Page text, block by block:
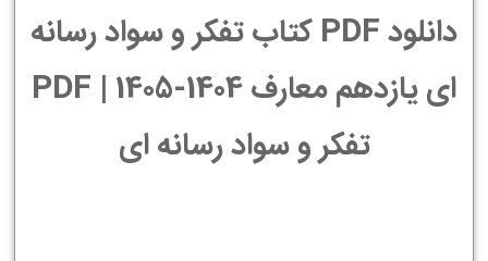
دانلود PDF کتاب تفکر و سواد رسانه
ای یازدهم معارف 1404-1405 | PDF
تفکر و سواد رسانه ای